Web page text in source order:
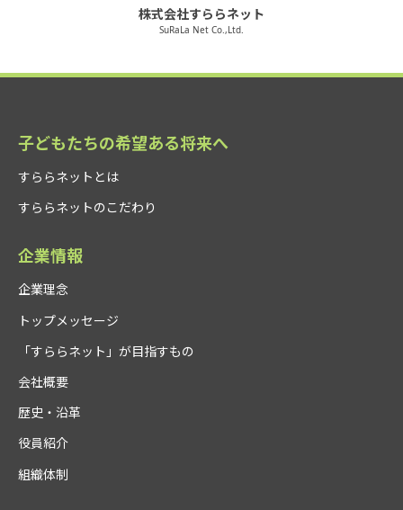
株式会社すららネット
SuRaLa Net Co.,Ltd.
子どもたちの希望ある将来へ
すららネットとは
すららネットのこだわり
企業情報
企業理念
トップメッセージ
「すららネット」が目指すもの
会社概要
歴史・沿革
役員紹介
組織体制